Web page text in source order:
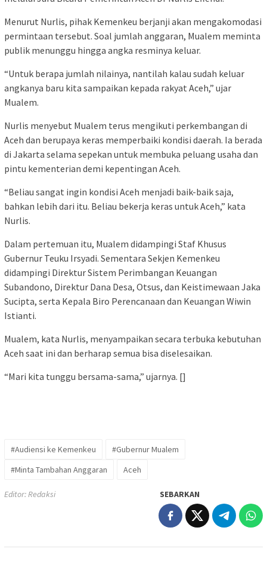
Menurut Nurlis, pihak Kemenkeu berjanji akan mengakomodasi
permintaan tersebut. Soal jumlah anggaran, Mualem meminta
publik menunggu hingga angka resminya keluar.
“Untuk berapa jumlah nilainya, nantilah kalau sudah keluar
angkanya baru kita sampaikan kepada rakyat Aceh,” ujar
Mualem.
Nurlis menyebut Mualem terus mengikuti perkembangan di
Aceh dan berupaya keras memperbaiki kondisi daerah. Ia berada
di Jakarta selama sepekan untuk membuka peluang usaha dan
pintu kementerian demi kepentingan Aceh.
“Beliau sangat ingin kondisi Aceh menjadi baik-baik saja,
bahkan lebih dari itu. Beliau bekerja keras untuk Aceh,” kata
Nurlis.
Dalam pertemuan itu, Mualem didampingi Staf Khusus
Gubernur Teuku Irsyadi. Sementara Sekjen Kemenkeu
didampingi Direktur Sistem Perimbangan Keuangan
Subandono, Direktur Dana Desa, Otsus, dan Keistimewaan Jaka
Sucipta, serta Kepala Biro Perencanaan dan Keuangan Wiwin
Istianti.
Mualem, kata Nurlis, menyampaikan secara terbuka kebutuhan
Aceh saat ini dan berharap semua bisa diselesaikan.
“Mari kita tunggu bersama-sama,” ujarnya. []
#Audiensi ke Kemenkeu
#Gubernur Mualem
#Minta Tambahan Anggaran
Aceh
Editor: Redaksi SEBARKAN